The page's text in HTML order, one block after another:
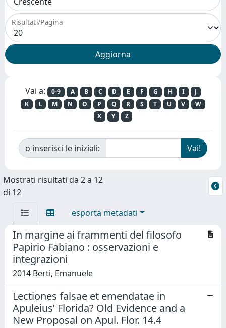
Risultati/Pagina
Vai a: 0-9 A B C D E F G H I
J
K
L M N O P Q R S T U V
W
X
Y Z
o inserisci le iniziali:
Mostrati risultati da 2 a 12
di 12
esporta metadati
In margine ai frammenti del filosofo
Papirio Fabiano : osservazioni e
integrazioni
2014 Berti, Emanuele
Lectiones falsae et emendatae in
Apuleius’ Florida? Old Evidence and a
New Proposal on Apul. Flor. 14.4